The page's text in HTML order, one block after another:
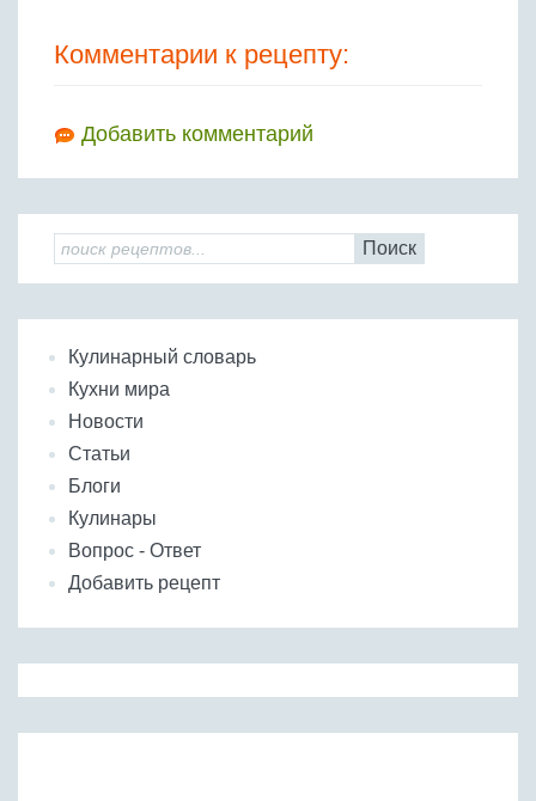
Комментарии к рецепту:
Добавить комментарий
Поиск
Кулинарный словарь
Кухни мира
Новости
Статьи
Блоги
Кулинары
Вопрос - Ответ
Добавить рецепт